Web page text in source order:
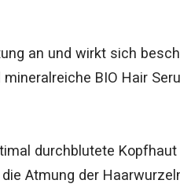
an und wirkt sich
BIO Hair
durchblutete
Atmung der